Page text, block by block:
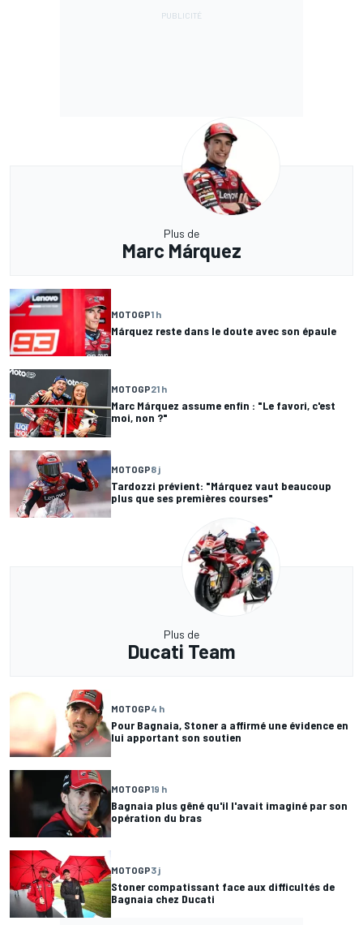
Plus de
Marc Márquez
MOTOGP1 h
Márquez reste dans le doute avec son épaule
MOTOGP21 h
Marc Márquez assume enfin : "Le favori, c'est
moi, non ?"
MOTOGP8 j
Tardozzi prévient: "Márquez vaut beaucoup
plus que ses premières courses"
Plus de
Ducati Team
MOTOGP4 h
Pour Bagnaia, Stoner a affirmé une évidence en
lui apportant son soutien
MOTOGP19 h
Bagnaia plus gêné qu'il l'avait imaginé par son
opération du bras
MOTOGP3 j
Stoner compatissant face aux difficultés de
Bagnaia chez Ducati